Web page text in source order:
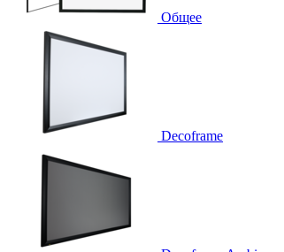
Общее
Decoframe